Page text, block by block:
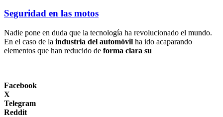
Seguridad en las motos
Nadie pone en duda que la tecnología ha revolucionado el mundo.
En el caso de la industria del automóvil ha ido acaparando
elementos que han reducido de forma clara su
Facebook
X
Telegram
Reddit